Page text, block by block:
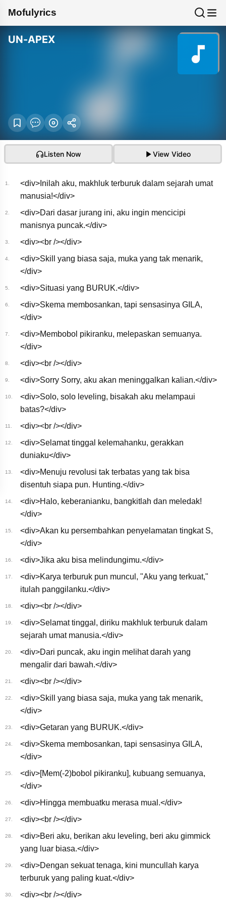
Mofulyrics
UN-APEX
Listen Now View Video
TK from 凛として時
雨 『UN-
APEX』 Music Video（俺だ
件 Season 2 -
テーマ）
1.
<div>Inilah aku, makhluk terburuk dalam sejarah umat
manusia!</div>
2.
<div>Dari dasar jurang ini, aku ingin mencicipi
manisnya puncak.</div>
3. <div><br /></div>
4.
<div>Skill yang biasa saja, muka yang tak menarik,
</div>
5. <div>Situasi yang BURUK.</div>
6.
<div>Skema membosankan, tapi sensasinya GILA,
</div>
7.
<div>Membobol pikiranku, melepaskan semuanya.
</div>
8. <div><br /></div>
9. <div>Sorry Sorry, aku akan meninggalkan kalian.</div>
10.
<div>Solo, solo leveling, bisakah aku melampaui
batas?</div>
11. <div><br /></div>
12.
<div>Selamat tinggal kelemahanku, gerakkan
duniaku</div>
13.
<div>Menuju revolusi tak terbatas yang tak bisa
disentuh siapa pun. Hunting.</div>
14.
<div>Halo, keberanianku, bangkitlah dan meledak!
</div>
15.
<div>Akan ku persembahkan penyelamatan tingkat S,
</div>
16. <div>Jika aku bisa melindungimu.</div>
17.
<div>Karya terburuk pun muncul, "Aku yang terkuat,"
itulah panggilanku.</div>
18. <div><br /></div>
19.
<div>Selamat tinggal, diriku makhluk terburuk dalam
sejarah umat manusia.</div>
20.
<div>Dari puncak, aku ingin melihat darah yang
mengalir dari bawah.</div>
21. <div><br /></div>
22.
<div>Skill yang biasa saja, muka yang tak menarik,
</div>
23. <div>Getaran yang BURUK.</div>
24.
<div>Skema membosankan, tapi sensasinya GILA,
</div>
25.
<div>[Mem(-2)bobol pikiranku], kubuang semuanya,
</div>
26. <div>Hingga membuatku merasa mual.</div>
27. <div><br /></div>
28.
<div>Beri aku, berikan aku leveling, beri aku gimmick
yang luar biasa.</div>
29.
<div>Dengan sekuat tenaga, kini muncullah karya
terburuk yang paling kuat.</div>
30. <div><br /></div>